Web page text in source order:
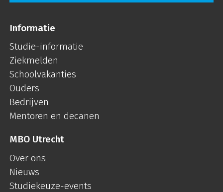
Informatie
Studie-informatie
Ziekmelden
Schoolvakanties
Ouders
Bedrijven
Mentoren en decanen
MBO Utrecht
Over ons
Nieuws
Studiekeuze-events